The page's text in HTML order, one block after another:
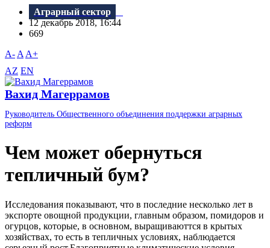
Аграрный сектор
12 декабрь 2018, 16:44
669
A- A A+
AZ EN
Вахид Магеррамов
Руководитель Общественного объединения поддержки аграрных
реформ
Чем может обернуться
тепличный бум?
Исследования показывают, что в последние несколько лет в
экспорте овощной продукции, главным образом, помидоров и
огурцов, которые, в основном, выращиваюттся в крытых
хозяйствах, то есть в тепличных условиях, наблюдается